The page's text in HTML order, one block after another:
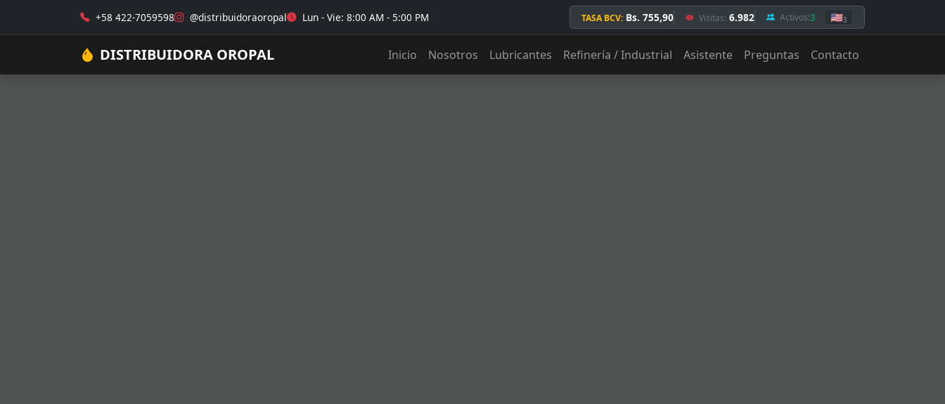
+58 422-7059598 @distribuidoraoropal Lun - Vie: 8:00 AM - 5:00 PM TASA BCV: Bs. 755,90 Visitas: 6.982 Activos:3 🇺🇸3
DISTRIBUIDORA OROPAL Inicio Nosotros Lubricantes Refinería / Industrial Asistente Preguntas Contacto